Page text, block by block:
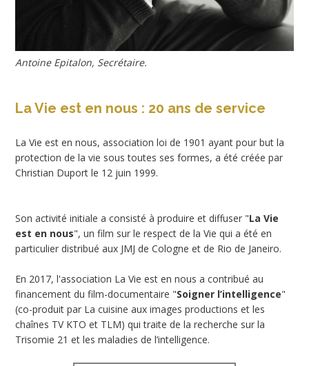
Antoine Epitalon, Secrétaire.
La Vie est en nous : 20 ans de service
La Vie est en nous, association loi de 1901 ayant pour but la
protection de la vie sous toutes ses formes, a été créée par
Christian Duport le 12 juin 1999.
Son activité initiale a consisté à produire et diffuser "La Vie
est en nous", un film sur le respect de la Vie qui a été en
particulier distribué aux JMJ de Cologne et de Rio de Janeiro.
En 2017, l'association La Vie est en nous a contribué au
financement du film-documentaire "Soigner l’intelligence"
(co-produit par La cuisine aux images productions et les
chaînes TV KTO et TLM) qui traite de la recherche sur la
Trisomie 21 et les maladies de l’intelligence.